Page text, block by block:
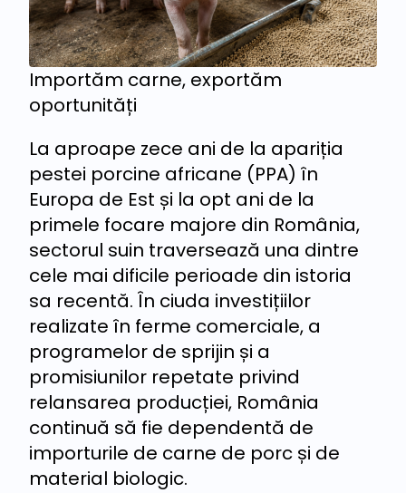
Importăm carne, exportăm
oportunități
La aproape zece ani de la apariția
pestei porcine africane (PPA) în
Europa de Est și la opt ani de la
primele focare majore din România,
sectorul suin traversează una dintre
cele mai dificile perioade din istoria
sa recentă. În ciuda investițiilor
realizate în ferme comerciale, a
programelor de sprijin și a
promisiunilor repetate privind
relansarea producției, România
continuă să fie dependentă de
importurile de carne de porc și de
material biologic.